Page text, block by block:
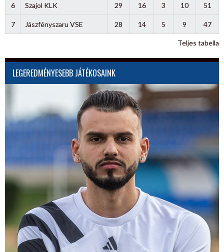
6 Szajol KLK 29 16 3 10 51
7 Jászfényszaru VSE 28 14 5 9 47
Teljes tabella
LEGEREDMÉNYESEBB JÁTÉKOSAINK